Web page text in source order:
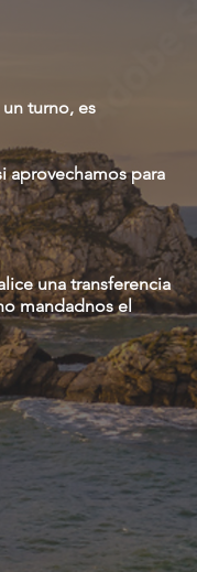
turno, es
aprovechamos para
una transferencia
mandadnos el